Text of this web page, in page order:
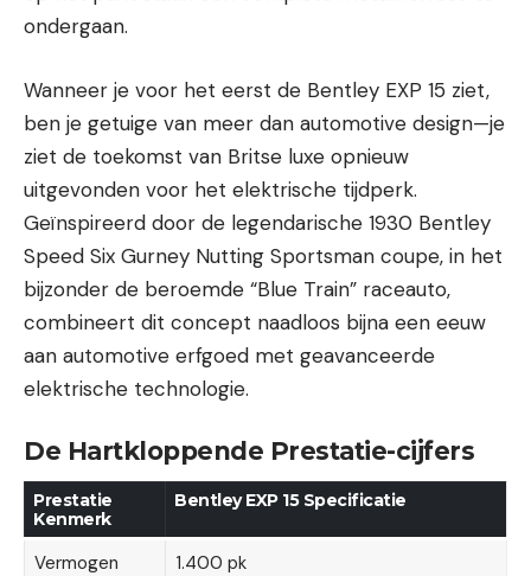
ondergaan.
Wanneer je voor het eerst de Bentley EXP 15 ziet,
ben je getuige van meer dan automotive design—je
ziet de toekomst van Britse luxe opnieuw
uitgevonden voor het elektrische tijdperk.
Geïnspireerd door de legendarische 1930 Bentley
Speed Six Gurney Nutting Sportsman coupe, in het
bijzonder de beroemde “Blue Train” raceauto,
combineert dit concept naadloos bijna een eeuw
aan automotive erfgoed met geavanceerde
elektrische technologie.
De Hartkloppende Prestatie-cijfers
Prestatie
Kenmerk
Bentley EXP 15 Specificatie
Vermogen
1.400 pk